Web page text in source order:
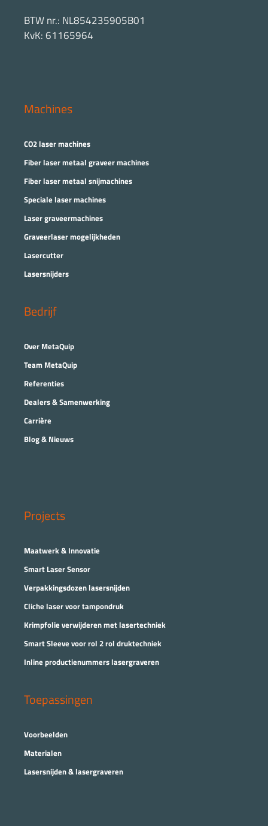
BTW nr.: NL854235905B01
KvK: 61165964
Machines
CO2 laser machines
Fiber laser metaal graveer machines
Fiber laser metaal snijmachines
Speciale laser machines
Laser graveermachines
Graveerlaser mogelijkheden
Lasercutter
Lasersnijders
Bedrijf
Over MetaQuip
Team MetaQuip
Referenties
Dealers & Samenwerking
Carrière
Blog & Nieuws
Projects
Maatwerk & Innovatie
Smart Laser Sensor
Verpakkingsdozen lasersnijden
Cliche laser voor tampondruk
Krimpfolie verwijderen met lasertechniek
Smart Sleeve voor rol 2 rol druktechniek
Inline productienummers lasergraveren
Toepassingen
Voorbeelden
Materialen
Lasersnijden & lasergraveren